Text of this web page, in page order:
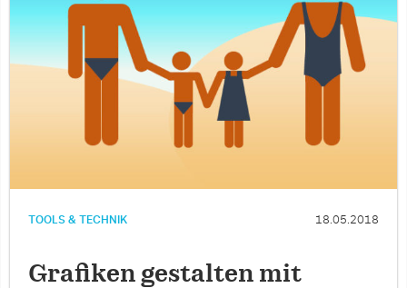
TOOLS & TECHNIK 18.05.2018
Grafiken gestalten mit